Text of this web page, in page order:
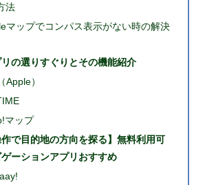
法
マップでコンパス表示がない時の解決
の選りすぐりとその機能紹介
Apple）
マップ
作で目的地の方向を探る】無料利用可
ーションアプリおすすめ